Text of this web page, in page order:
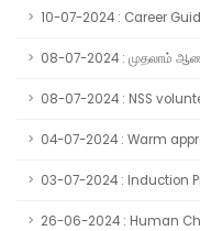
10-07-2024 : Career
08-07-2024 : முதலாம்
08-07-2024 : NSS
04-07-2024 : Warm
03-07-2024 : Induction
26-06-2024 : Human